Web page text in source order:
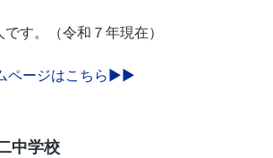
す。（令和７年現在）
ページはこちら▶▶
中学校